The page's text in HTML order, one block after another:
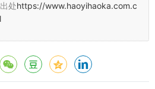
处https://www.haoyihaoka.com.c